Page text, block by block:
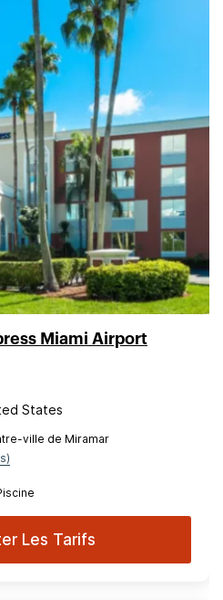
Miami Airport
States
ville de Miramar
Les Tarifs